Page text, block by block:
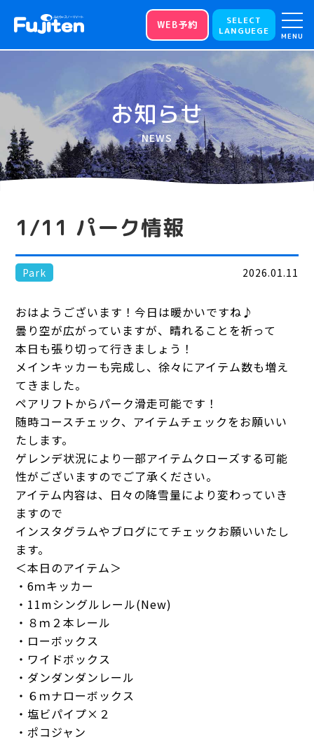
WEB予約
SELECT
LANGUEGE
MENU
お知らせ
NEWS
1/11 パーク情報
Park 2026.01.11
おはようございます！今日は暖かいですね♪
曇り空が広がっていますが、晴れることを祈って
本日も張り切って行きましょう！
メインキッカーも完成し、徐々にアイテム数も増え
てきました。
ペアリフトからパーク滑走可能です！
随時コースチェック、アイテムチェックをお願いい
たします。
ゲレンデ状況により一部アイテムクローズする可能
性がございますのでご了承ください。
アイテム内容は、日々の降雪量により変わっていき
ますので
インスタグラムやブログにてチェックお願いいたし
ます。
＜本日のアイテム＞
・6ｍキッカー
・11mシングルレール(New)
・８ｍ２本レール
・ローボックス
・ワイドボックス
・ダンダンダンレール
・６ｍナローボックス
・塩ビパイプ×２
・ポコジャン